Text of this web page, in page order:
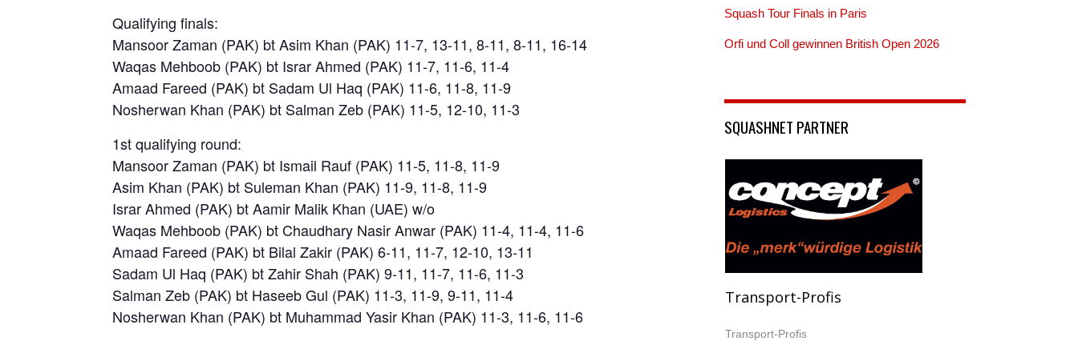
Qualifying finals:
Mansoor Zaman (PAK) bt Asim Khan (PAK) 11-7, 13-11, 8-11, 8-11, 16-14
Waqas Mehboob (PAK) bt Israr Ahmed (PAK) 11-7, 11-6, 11-4
Amaad Fareed (PAK) bt Sadam Ul Haq (PAK) 11-6, 11-8, 11-9
Nosherwan Khan (PAK) bt Salman Zeb (PAK) 11-5, 12-10, 11-3
1st qualifying round:
Mansoor Zaman (PAK) bt Ismail Rauf (PAK) 11-5, 11-8, 11-9
Asim Khan (PAK) bt Suleman Khan (PAK) 11-9, 11-8, 11-9
Israr Ahmed (PAK) bt Aamir Malik Khan (UAE) w/o
Waqas Mehboob (PAK) bt Chaudhary Nasir Anwar (PAK) 11-4, 11-4, 11-6
Amaad Fareed (PAK) bt Bilal Zakir (PAK) 6-11, 11-7, 12-10, 13-11
Sadam Ul Haq (PAK) bt Zahir Shah (PAK) 9-11, 11-7, 11-6, 11-3
Salman Zeb (PAK) bt Haseeb Gul (PAK) 11-3, 11-9, 9-11, 11-4
Nosherwan Khan (PAK) bt Muhammad Yasir Khan (PAK) 11-3, 11-6, 11-6
Squash Tour Finals in Paris
Orfi und Coll gewinnen British Open 2026
SQUASHNET PARTNER
Transport-Profis
Transport-Profis